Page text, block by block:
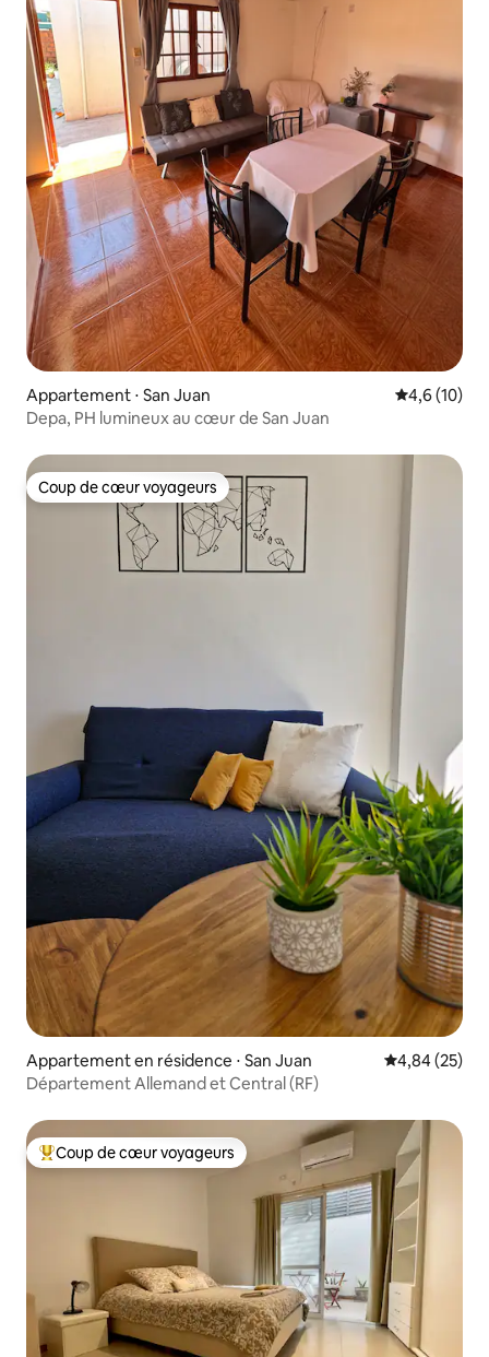
Appartement ⋅ San Juan Évaluation
4,6 (10)
Depa, PH lumineux au cœur de San Juan
Coup de cœur voyageurs
Coup de cœur voyageurs
Appartement en résidence ⋅ San Juan Évaluation
4,84 (25)
Département Allemand et Central (RF)
Coups de cœur voyageurs les plus appréciés
Coup de cœur voyageurs